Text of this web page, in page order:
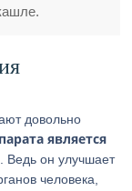
довольно
является
. Ведь он улучшает
человека,